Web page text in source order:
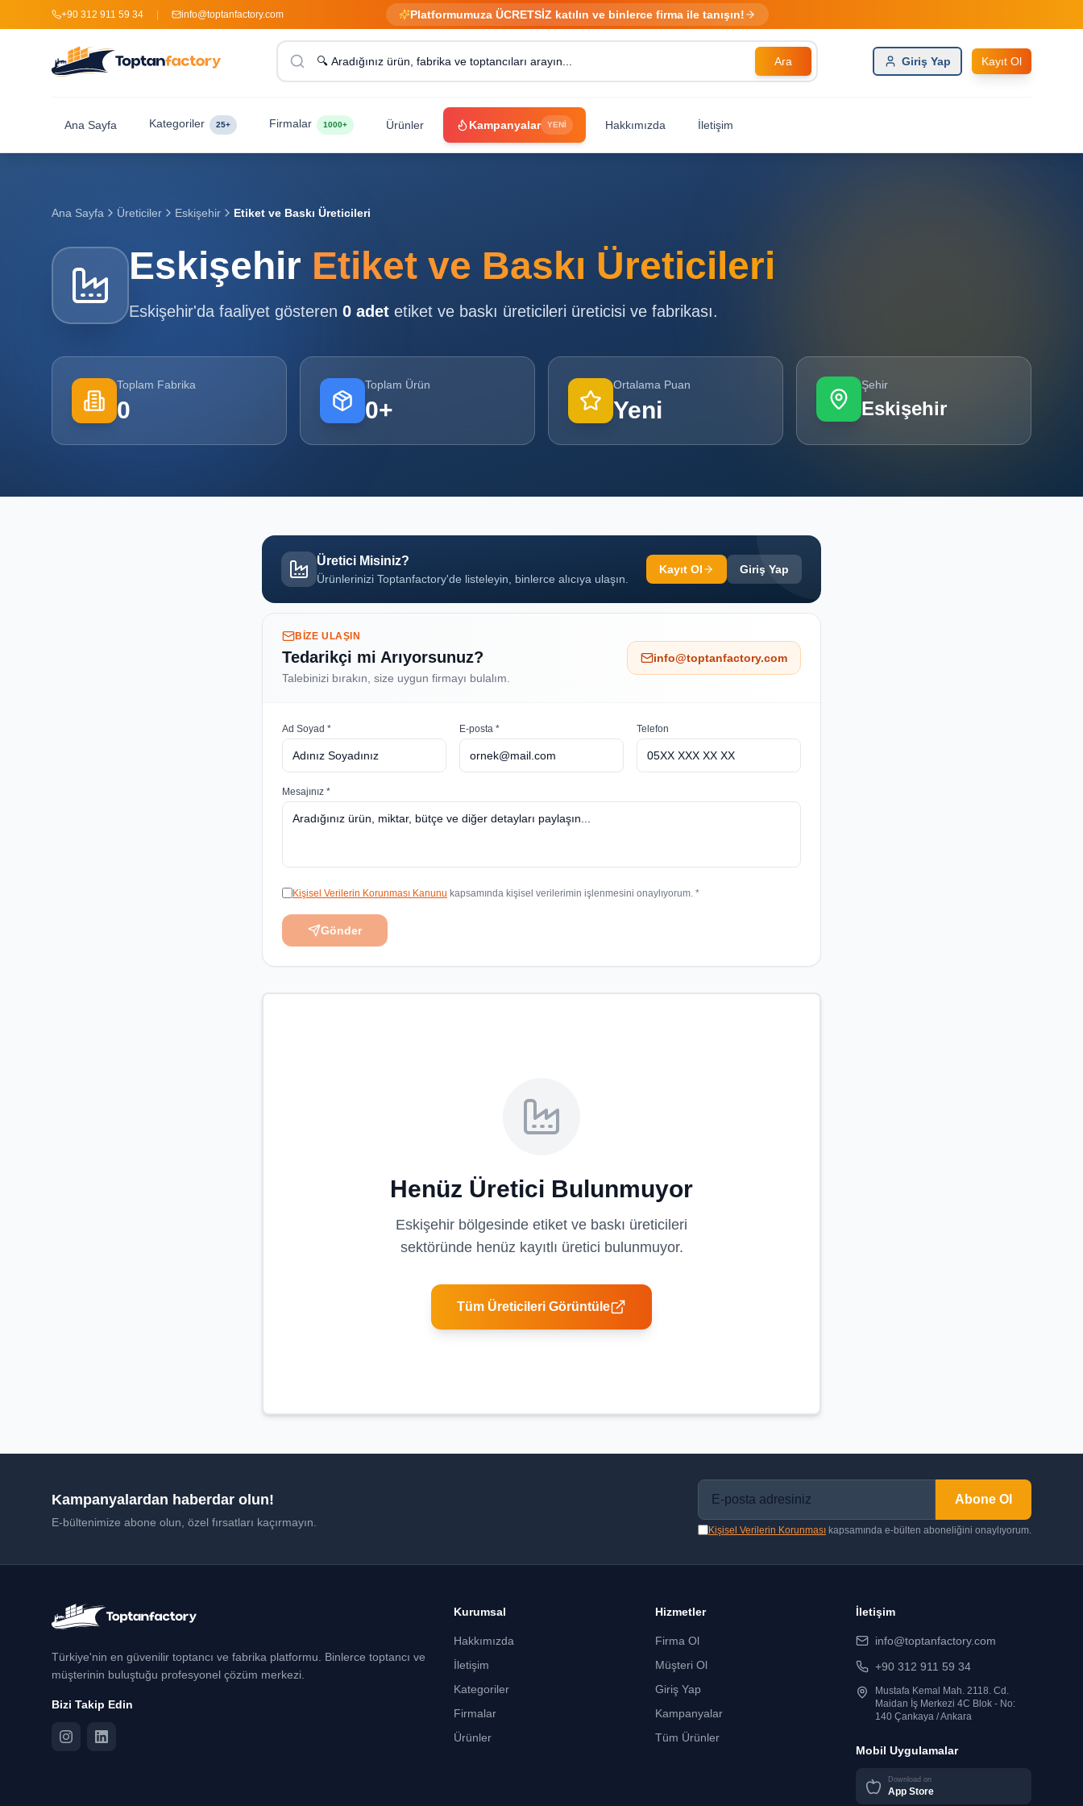
+90 312 911 59 34 info@toptanfactory.com Platformumuza ÜCRETSİZ katılın ve binlerce firma ile tanışın!
Ara Giriş Yap Kayıt Ol
Ana Sayfa Kategoriler 25+ Firmalar 1000+ Ürünler Kampanyalar YENİ Hakkımızda İletişim
Ana Sayfa Üreticiler Eskişehir Etiket ve Baskı Üreticileri
Eskişehir Etiket ve Baskı Üreticileri
Eskişehir'da faaliyet gösteren 0 adet etiket ve baskı üreticileri üreticisi ve fabrikası.
Toplam Fabrika
0
Toplam Ürün
0+
Ortalama Puan
Yeni
Şehir
Eskişehir
Üretici Misiniz?
Ürünlerinizi Toptanfactory'de listeleyin, binlerce alıcıya ulaşın.
Kayıt Ol Giriş Yap
BIZE ULAŞIN
Tedarikçi mi Arıyorsunuz?
Talebinizi bırakın, size uygun firmayı bulalım.
info@toptanfactory.com
Ad Soyad * E-posta * Telefon
Mesajınız *
Kişisel Verilerin Korunması Kanunu kapsamında kişisel verilerimin işlenmesini onaylıyorum. *
Gönder
Henüz Üretici Bulunmuyor
Eskişehir bölgesinde etiket ve baskı üreticileri
sektöründe henüz kayıtlı üretici bulunmuyor.
Tüm Üreticileri Görüntüle
Kampanyalardan haberdar olun!
E-bültenimize abone olun, özel fırsatları kaçırmayın.
Abone Ol
Kişisel Verilerin Korunması kapsamında e-bülten aboneliğini onaylıyorum.
Türkiye'nin en güvenilir toptancı ve fabrika platformu. Binlerce toptancı ve
müşterinin buluştuğu profesyonel çözüm merkezi.
Bizi Takip Edin
Kurumsal
Hakkımızda
İletişim
Kategoriler
Firmalar
Ürünler
Hizmetler
Firma Ol
Müşteri Ol
Giriş Yap
Kampanyalar
Tüm Ürünler
İletişim
info@toptanfactory.com
+90 312 911 59 34
Mustafa Kemal Mah. 2118. Cd.
Maidan İş Merkezi 4C Blok - No:
140 Çankaya / Ankara
Mobil Uygulamalar
Download on
App Store